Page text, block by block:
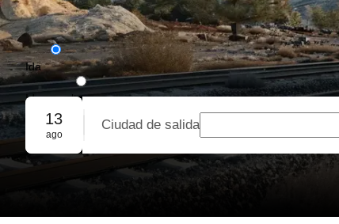
Ida
Ida y vuelta
Reserva grupal
13
ago
Ciudad de salida